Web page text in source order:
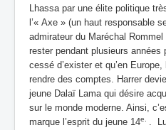
Lhassa par une élite politique
l’« Axe » (un haut responsable
admirateur du Maréchal Rommel
rester pendant plusieurs années
cessé d’exister et qu’en
rendre des comptes. Harrer
jeune Dalaï Lama qui désire
sur le monde moderne. Ainsi,
marque l’esprit du jeune 14e. .